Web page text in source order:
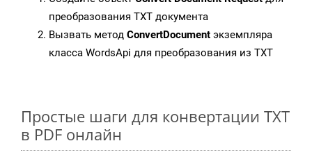
преобразования TXT документа
Вызвать метод ConvertDocument экземпляра
класса WordsApi для преобразования из TXT
Простые шаги для конвертации TXT
в PDF онлайн